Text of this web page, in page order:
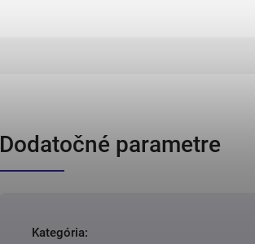
Dodatočné parametre
Kategória: